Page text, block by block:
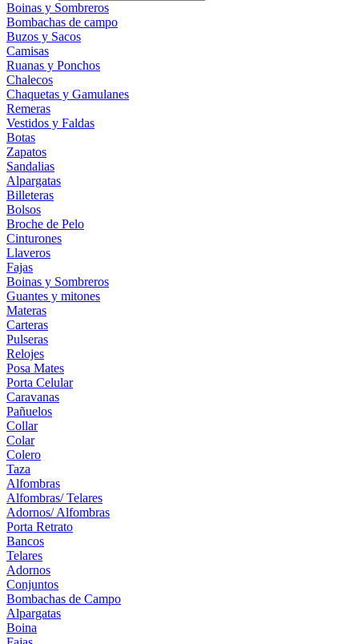
Boinas y Sombreros
Bombachas de campo
Buzos y Sacos
Camisas
Ruanas y Ponchos
Chalecos
Chaquetas y Gamulanes
Remeras
Vestidos y Faldas
Botas
Zapatos
Sandalias
Alpargatas
Billeteras
Bolsos
Broche de Pelo
Cinturones
Llaveros
Fajas
Boinas y Sombreros
Guantes y mitones
Materas
Carteras
Pulseras
Relojes
Posa Mates
Porta Celular
Caravanas
Pañuelos
Collar
Colar
Colero
Taza
Alfombras
Alfombras/ Telares
Adornos/ Alfombras
Porta Retrato
Bancos
Telares
Adornos
Conjuntos
Bombachas de Campo
Alpargatas
Boina